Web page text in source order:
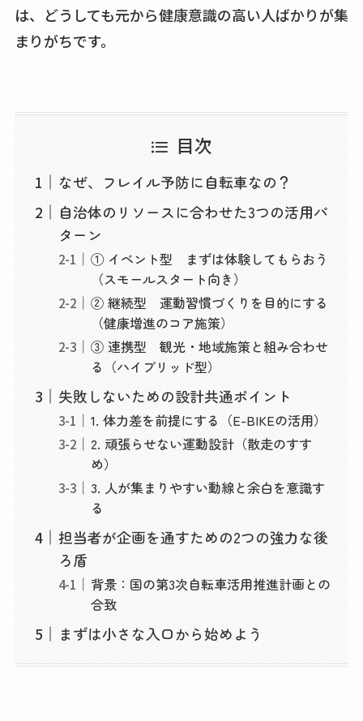
は、どうしても元から健康意識の高い人ばかりが集
まりがちです。
目次
なぜ、フレイル予防に自転車なの？
自治体のリソースに合わせた3つの活用パ
ターン
① イベント型 まずは体験してもらおう
（スモールスタート向き）
② 継続型 運動習慣づくりを目的にする
（健康増進のコア施策）
③ 連携型 観光・地域施策と組み合わせ
る（ハイブリッド型）
失敗しないための設計共通ポイント
1. 体力差を前提にする（E-BIKEの活用）
2. 頑張らせない運動設計（散走のすす
め）
3. 人が集まりやすい動線と余白を意識す
る
担当者が企画を通すための2つの強力な後
ろ盾
背景：国の第3次自転車活用推進計画との
合致
まずは小さな入口から始めよう